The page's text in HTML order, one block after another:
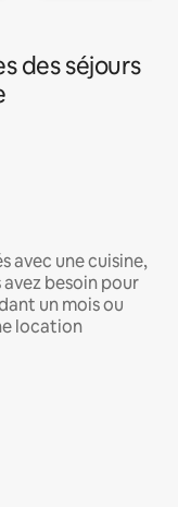
des séjours
avec une cuisine,
besoin pour
un mois ou
location